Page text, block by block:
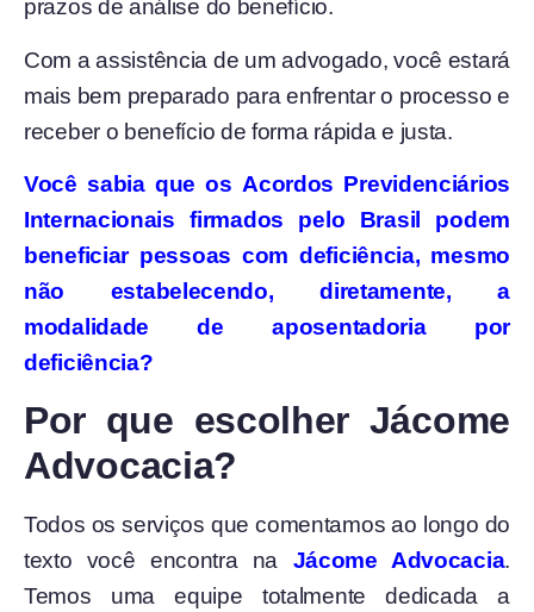
prazos de análise do benefício.
Com a assistência de um advogado, você estará
mais bem preparado para enfrentar o processo e
receber o benefício de forma rápida e justa.
Você sabia que os Acordos Previdenciários
Internacionais firmados pelo Brasil podem
beneficiar pessoas com deficiência, mesmo
não estabelecendo, diretamente, a
modalidade de aposentadoria por
deficiência?
Por que escolher Jácome
Advocacia?
Todos os serviços que comentamos ao longo do
texto você encontra na Jácome Advocacia.
Temos uma equipe totalmente dedicada a